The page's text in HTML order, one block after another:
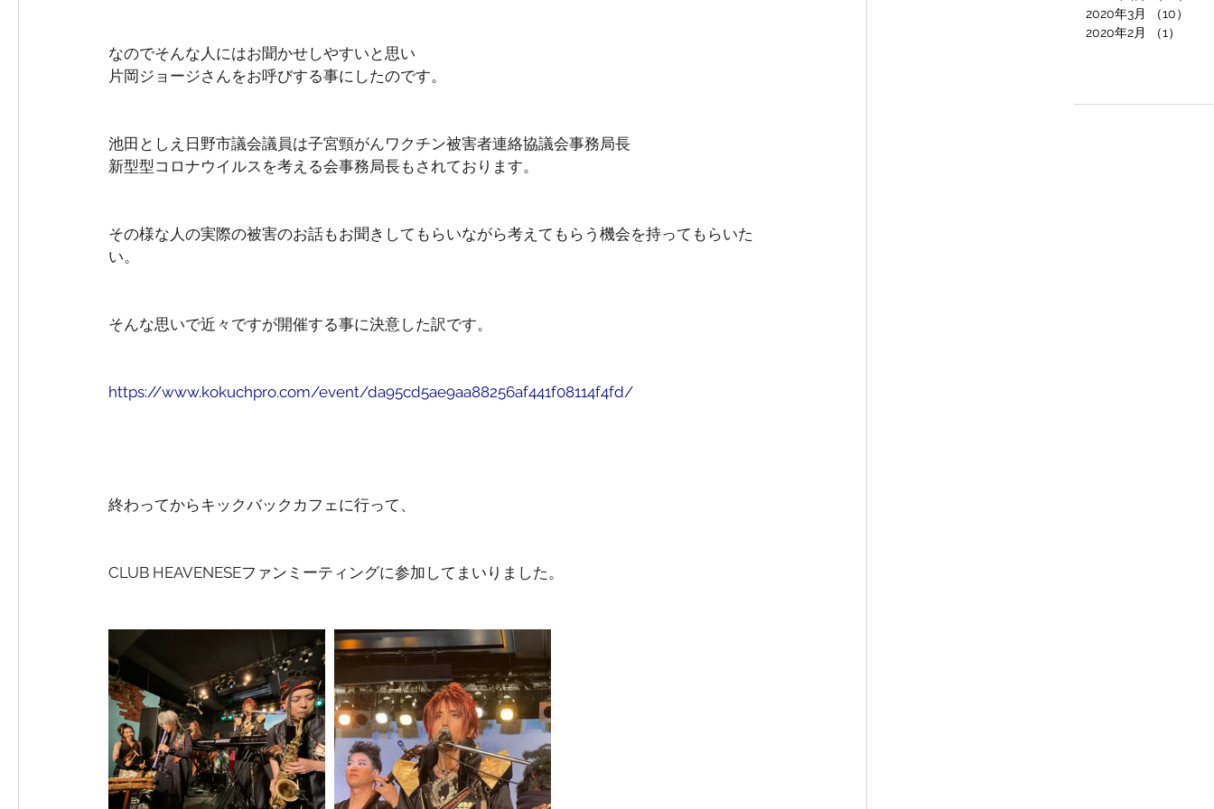
なのでそんな人にはお聞かせしやすいと思い
片岡ジョージさんをお呼びする事にしたのです。
池田としえ日野市議会議員は子宮頸がんワクチン被害者連絡協議会事務局長
新型型コロナウイルスを考える会事務局長もされております。
その様な人の実際の被害のお話もお聞きしてもらいながら考えてもらう機会を持ってもらいた
い。
そんな思いで近々ですが開催する事に決意した訳です。
https://www.kokuchpro.com/event/da95cd5ae9aa88256af441f08114f4fd/
終わってからキックバックカフェに行って、
CLUB HEAVENESEファンミーティングに参加してまいりました。
2020年3月
（10）
2020年2月
（1）